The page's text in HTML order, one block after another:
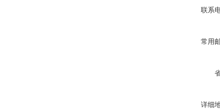
联系
常用
详细